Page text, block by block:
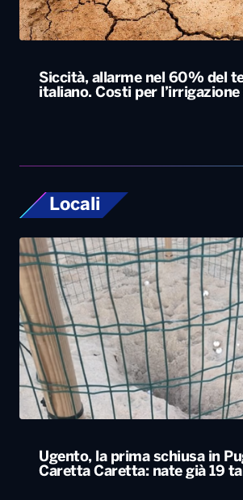
Siccità, allarme nel 60% del
italiano. Costi per l’irrigazione
Locali
Ugento, la prima schiusa in
Caretta Caretta: nate già 19